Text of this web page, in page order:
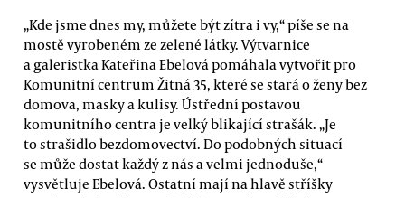
„Kde jsme dnes my, můžete být zítra i vy,“ píše se na
mostě vyrobeném ze zelené látky. Výtvarnice
a galeristka Kateřina Ebelová pomáhala vytvořit pro
Komunitní centrum Žitná 35, které se stará o ženy bez
domova, masky a kulisy. Ústřední postavou
komunitního centra je velký blikající strašák. „Je
to strašidlo bezdomovectví. Do podobných situací
se může dostat každý z nás a velmi jednoduše,“
vysvětluje Ebelová. Ostatní mají na hlavě stříšky